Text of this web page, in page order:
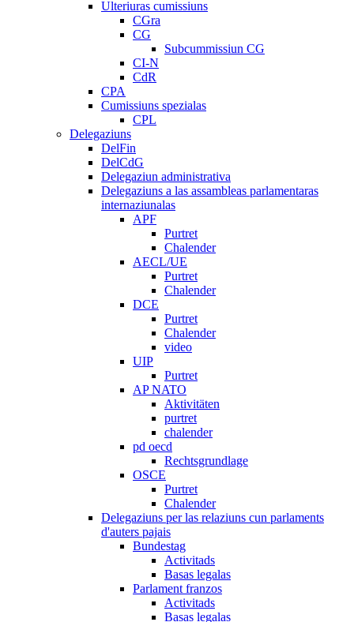
Ulteriuras cumissiuns
CGra
CG
Subcummissiun CG
CI-N
CdR
CPA
Cumissiuns spezialas
CPL
Delegaziuns
DelFin
DelCdG
Delegaziun administrativa
Delegaziuns a las assambleas parlamentaras
internaziunalas
APF
Purtret
Chalender
AECL/UE
Purtret
Chalender
DCE
Purtret
Chalender
video
UIP
Purtret
AP NATO
Aktivitäten
purtret
chalender
pd oecd
Rechtsgrundlage
OSCE
Purtret
Chalender
Delegaziuns per las relaziuns cun parlaments
d'auters pajais
Bundestag
Activitads
Basas legalas
Parlament franzos
Activitads
Basas legalas